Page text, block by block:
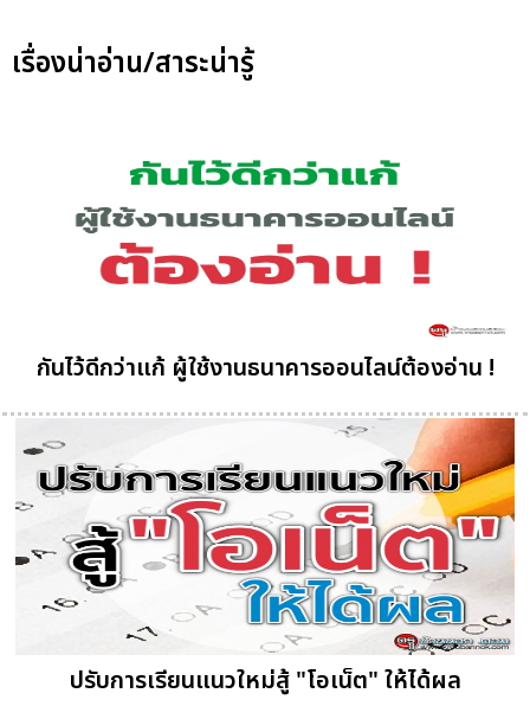
เรื่องน่าอ่าน/สาระน่ารู้
กันไว้ดีกว่าแก้ ผู้ใช้งานธนาคารออนไลน์ต้องอ่าน !
ปรับการเรียนแนวใหม่สู้ "โอเน็ต" ให้ได้ผล